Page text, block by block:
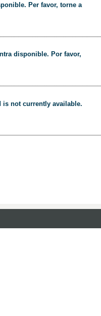
Per favor, torne a
disponible. Por favor,
is not currently available.